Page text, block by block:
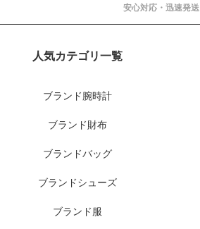
安心対応・迅速発送
人気カテゴリ一覧
ブランド腕時計
ブランド財布
ブランドバッグ
ブランドシューズ
ブランド服